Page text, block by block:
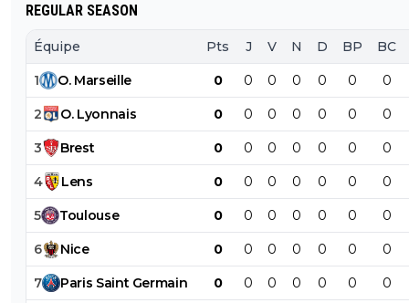
REGULAR SEASON
Équipe Pts J V N D BP BC
1 O. Marseille 0 0 0 0 0 0 0
2 O. Lyonnais 0 0 0 0 0 0 0
3 Brest 0 0 0 0 0 0 0
4 Lens 0 0 0 0 0 0 0
5 Toulouse 0 0 0 0 0 0 0
6 Nice 0 0 0 0 0 0 0
7 Paris Saint Germain 0 0 0 0 0 0 0